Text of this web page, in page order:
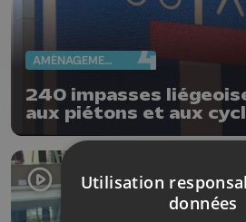
AMÉNAGEMENT DU TERRITOIRE
240 impasses
aux piétons et aux
Utilisation
données